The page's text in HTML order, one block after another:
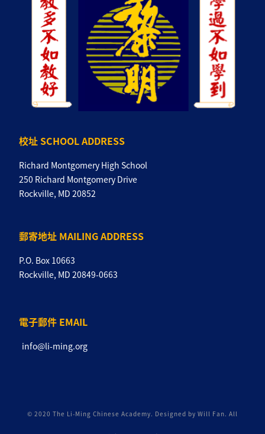
校址 SCHOOL ADDRESS
Richard Montgomery High School
250 Richard Montgomery Drive
Rockville, MD 20852
郵寄地址 MAILING ADDRESS
P.O. Box 10663
Rockville, MD 20849-0663
電子郵件 EMAIL
info@li-ming.org
© 2020 The Li-Ming Chinese Academy. Designed by Will Fan. All